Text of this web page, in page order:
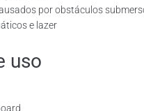
por obstáculos
e lazer
uso